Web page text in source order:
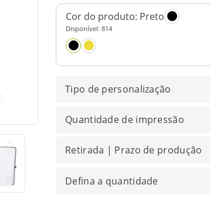
Cor do produto: Preto
Disponível: 814
Tipo de personalização
Quantidade de impressão
Retirada | Prazo de produção
Defina a quantidade